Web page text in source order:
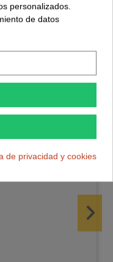
personalizados.
de datos
de privacidad y cookies